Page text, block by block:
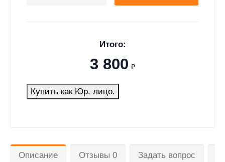
Итого:
3 800 ₽
Купить как Юр. лицо.
Описание Отзывы 0 Задать вопрос